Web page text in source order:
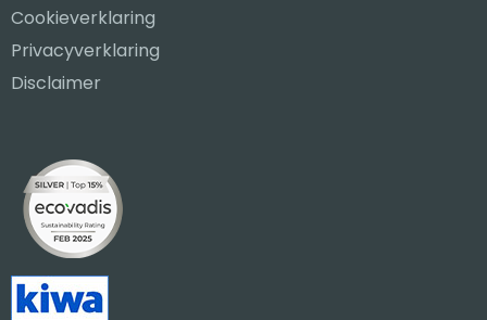
Cookieverklaring
Privacyverklaring
Disclaimer